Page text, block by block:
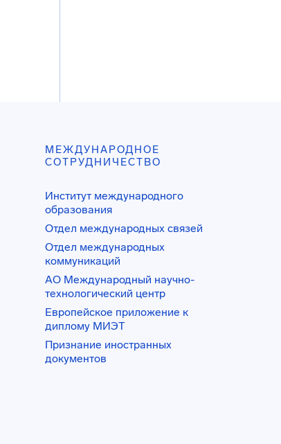
МЕЖДУНАРОДНОЕ
СОТРУДНИЧЕСТВО
Институт международного
образования
Отдел международных связей
Отдел международных
коммуникаций
АО Международный научно-
технологический центр
Европейское приложение к
диплому МИЭТ
Признание иностранных
документов